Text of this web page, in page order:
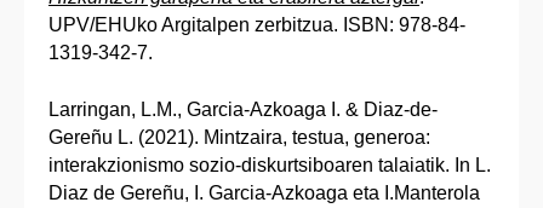
UPV/EHUko Argitalpen zerbitzua. ISBN: 978-84-
1319-342-7.
Larringan, L.M., Garcia-Azkoaga I. & Diaz-de-
Gereñu L. (2021). Mintzaira, testua, generoa:
interakzionismo sozio-diskurtsiboaren talaiatik. In L.
Diaz de Gereñu, I. Garcia-Azkoaga eta I.Manterola